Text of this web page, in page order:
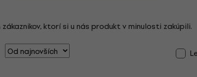
ktorí si u nás produkt v minulosti zakúpili.